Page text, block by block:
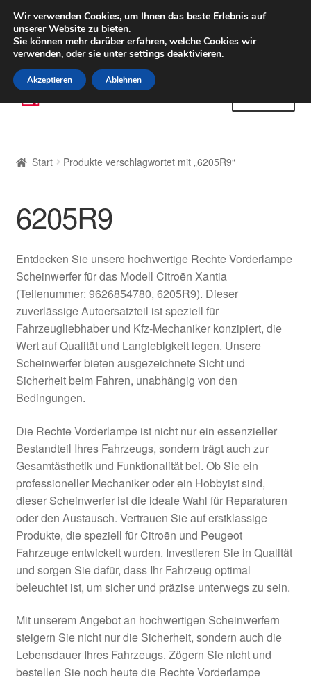
LIEFERUNG ab 6 EUR
Weltweiter Versand
(800) 500 564Mo-Fr 9-16 Uhr
Zur
Navigation
Zum
Inhalt
AGB
Beschwerden
Datenschutz-Bestimmungen
Impressum
Kasse
Kontakt
Lieferung
Mein Konto
Über uns
Warenkorb
Weltweiter Versand
Zahlungen
Start Produkte verschlagwortet mit „6205R9“
6205R9
Entdecken Sie unsere hochwertige Rechte Vorderlampe
Scheinwerfer für das Modell Citroën Xantia
(Teilenummer: 9626854780, 6205R9). Dieser
zuverlässige Autoersatzteil ist speziell für
Fahrzeugliebhaber und Kfz-Mechaniker konzipiert, die
Wert auf Qualität und Langlebigkeit legen. Unsere
Scheinwerfer bieten ausgezeichnete Sicht und
Sicherheit beim Fahren, unabhängig von den
Bedingungen.
Die Rechte Vorderlampe ist nicht nur ein essenzieller
Bestandteil Ihres Fahrzeugs, sondern trägt auch zur
Gesamtästhetik und Funktionalität bei. Ob Sie ein
professioneller Mechaniker oder ein Hobbyist sind,
dieser Scheinwerfer ist die ideale Wahl für Reparaturen
oder den Austausch. Vertrauen Sie auf erstklassige
Produkte, die speziell für Citroën und Peugeot
Fahrzeuge entwickelt wurden. Investieren Sie in Qualität
und sorgen Sie dafür, dass Ihr Fahrzeug optimal
beleuchtet ist, um sicher und präzise unterwegs zu sein.
Mit unserem Angebot an hochwertigen Scheinwerfern
steigern Sie nicht nur die Sicherheit, sondern auch die
Lebensdauer Ihres Fahrzeugs. Zögern Sie nicht und
bestellen Sie noch heute die Rechte Vorderlampe
Wir verwenden Cookies, um Ihnen das beste Erlebnis auf
unserer Website zu bieten.
Sie können mehr darüber erfahren, welche Cookies wir
verwenden, oder sie untersettings deaktivieren.
Akzeptieren Ablehnen